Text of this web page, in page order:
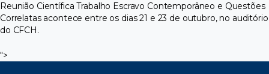
Reunião Científica Trabalho Escravo Contemporâneo e Questões
Correlatas acontece entre os dias 21 e 23 de outubro, no auditório
do CFCH.
">